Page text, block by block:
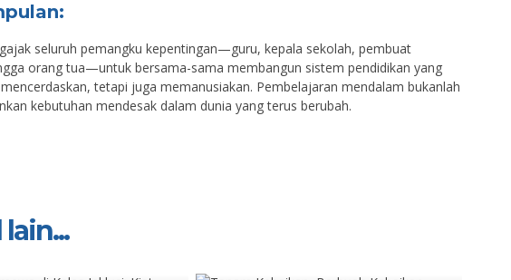
seluruh pemangku kepentingan—guru, kepala sekolah, pembuat
orang tua—untuk bersama-sama membangun sistem pendidikan yang
tetapi juga memanusiakan. Pembelajaran mendalam bukanlah
kebutuhan mendesak dalam dunia yang terus berubah.